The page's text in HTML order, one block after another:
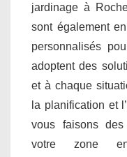
jardinage à
sont également
personnalisés
adoptent des
et à chaque
la planification et
vous faisons des
votre zone